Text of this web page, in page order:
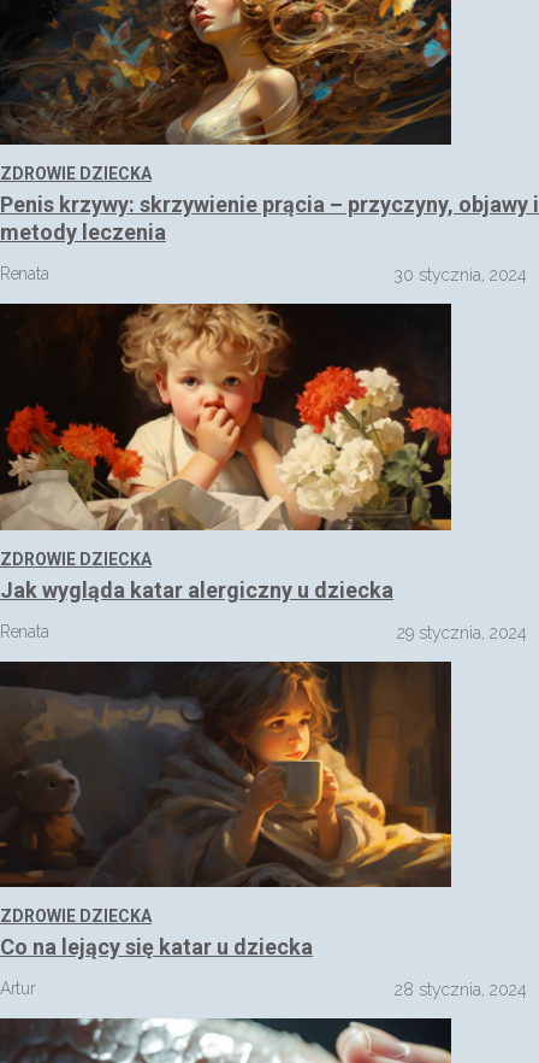
ZDROWIE DZIECKA
Penis krzywy: skrzywienie prącia – przyczyny, objawy i
metody leczenia
Renata 30 stycznia, 2024
ZDROWIE DZIECKA
Jak wygląda katar alergiczny u dziecka
Renata 29 stycznia, 2024
ZDROWIE DZIECKA
Co na lejący się katar u dziecka
Artur 28 stycznia, 2024